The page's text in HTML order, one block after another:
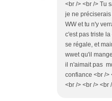
<br /> <br /> Tu
je ne
WW et tu n'y
c'est pas triste
se régale, et
wwet qu'il
il n'aimait pas
confiance <br />
<br /> <br /> <br